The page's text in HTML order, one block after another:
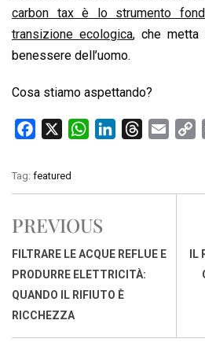
carbon tax è lo strumento
transizione ecologica, che
benessere dell’uomo.
Cosa stiamo aspettando?
c
e
o
o
k
W
t
A
p
p
k
I
n
e
s
i
y
Tag: featured
PREVIOUS
FILTRARE LE ACQUE REFLUE E
PRODURRE ELETTRICITÀ:
QUANDO IL RIFIUTO È
RICCHEZZA